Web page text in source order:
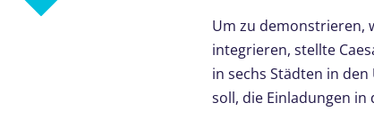
Um zu demonstrieren,
integrieren, stellte
in sechs Städten in
soll, die Einladungen